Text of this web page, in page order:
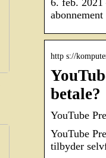
6. feb.
http s://
betale?
YouTube
YouTube
tilbyder